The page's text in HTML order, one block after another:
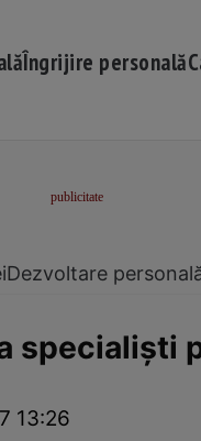
Îngrijire personală
Dezvoltare
specialişti
13:26